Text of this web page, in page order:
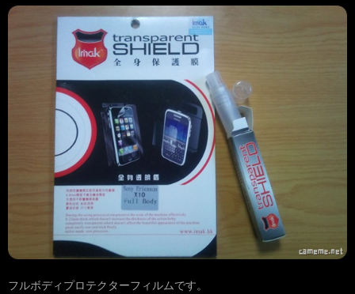
フルボディプロテクターフィルムです。